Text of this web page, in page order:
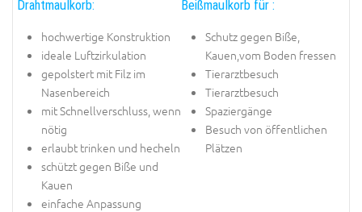
Drahtmaulkorb:
hochwertige Konstruktion
ideale Luftzirkulation
gepolstert mit Filz im
Nasenbereich
mit Schnellverschluss, wenn
nötig
erlaubt trinken und hecheln
schützt gegen Biße und
Kauen
einfache Anpassung
Beißmaulkorb für :
Schutz gegen Biße,
Kauen,vom Boden fressen
Tierarztbesuch
Tierarztbesuch
Spaziergänge
Besuch von öffentlichen
Plätzen